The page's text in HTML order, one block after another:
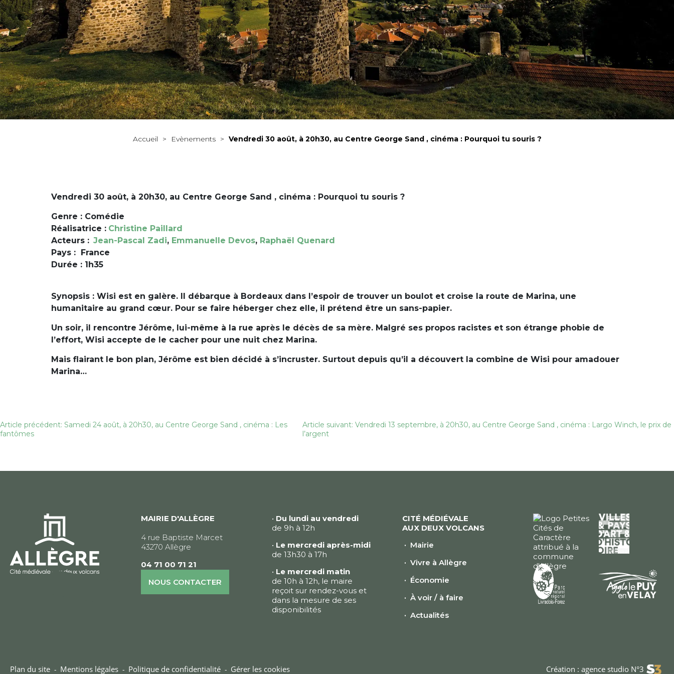
Accueil > Evènements > Vendredi 30 août, à 20h30, au Centre George Sand , cinéma : Pourquoi tu souris ?
Vendredi 30 août, à 20h30, au Centre George Sand , cinéma : Pourquoi tu souris ?
Genre : Comédie
Réalisatrice : Christine Paillard
Acteurs : Jean-Pascal Zadi, Emmanuelle Devos, Raphaël Quenard
Pays : France
Durée : 1h35
Synopsis : Wisi est en galère. Il débarque à Bordeaux dans l’espoir de trouver un boulot et croise la route de Marina, une
humanitaire au grand cœur. Pour se faire héberger chez elle, il prétend être un sans-papier.
Un soir, il rencontre Jérôme, lui-même à la rue après le décès de sa mère. Malgré ses propos racistes et son étrange phobie de
l’effort, Wisi accepte de le cacher pour une nuit chez Marina.
Mais flairant le bon plan, Jérôme est bien décidé à s’incruster. Surtout depuis qu’il a découvert la combine de Wisi pour amadouer
Marina…
Navigation
l’article
Article précédent: Samedi 24 août, à 20h30, au Centre George Sand , cinéma : Les
fantômes
Article suivant: Vendredi 13 septembre, à 20h30, au Centre George Sand , cinéma : Largo Winch, le prix de
l’argent
MAIRIE D'ALLÈGRE
4 rue Baptiste Marcet
43270 Allègre
04 71 00 71 21
NOUS CONTACTER
• Du lundi au vendredi
de 9h à 12h
• Le mercredi après-midi
de 13h30 à 17h
• Le mercredi matin
de 10h à 12h, le maire
reçoit sur rendez-vous et
dans la mesure de ses
disponibilités
CITÉ MÉDIÉVALE
AUX DEUX VOLCANS
Mairie
Vivre à Allègre
Économie
À voir / à faire
Actualités
Plan du site Mentions légales Politique de confidentialité Gérer les cookies Création : agence studio N°3